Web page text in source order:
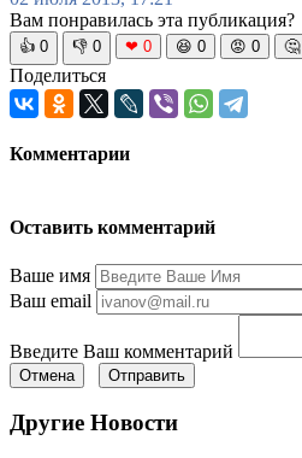
Вам понравилась эта публикация?
👍 0 👎 0 ❤ 0 😆 0 😡 0 🤔
Поделиться
Комментарии
Оставить комментарий
Ваше имя
Ваш email
Введите Ваш комментарий
Отмена Отправить
Другие Новости